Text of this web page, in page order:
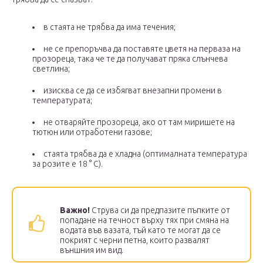
в стаята не трябва да има течения;
не се препоръчва да поставяте цветя на перваза на
прозореца, така че те да получават пряка слънчева
светлина;
изисква се да се избягват внезапни промени в
температурата;
не отваряйте прозореца, ако от там миришете на
тютюн или отработени газове;
стаята трябва да е хладна (оптималната температура
за розите е 18 ° C).
Важно! Струва си да предпазите пъпките от
попадане на течност върху тях при смяна на
водата във вазата, тъй като те могат да се
покрият с черни петна, които развалят
външния им вид.